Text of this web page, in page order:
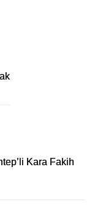
Kara Fakih